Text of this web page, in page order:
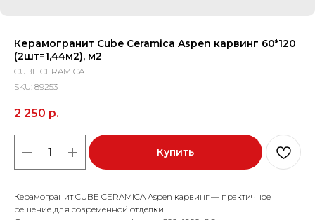
Керамогранит Cube Ceramica Aspen карвинг 60*120
(2шт=1,44м2), м2
CUBE CERAMICA
SKU: 89253
2 250 р.
Купить
Керамогранит CUBE CERAMICA Aspen карвинг — практичное
решение для современной отделки.